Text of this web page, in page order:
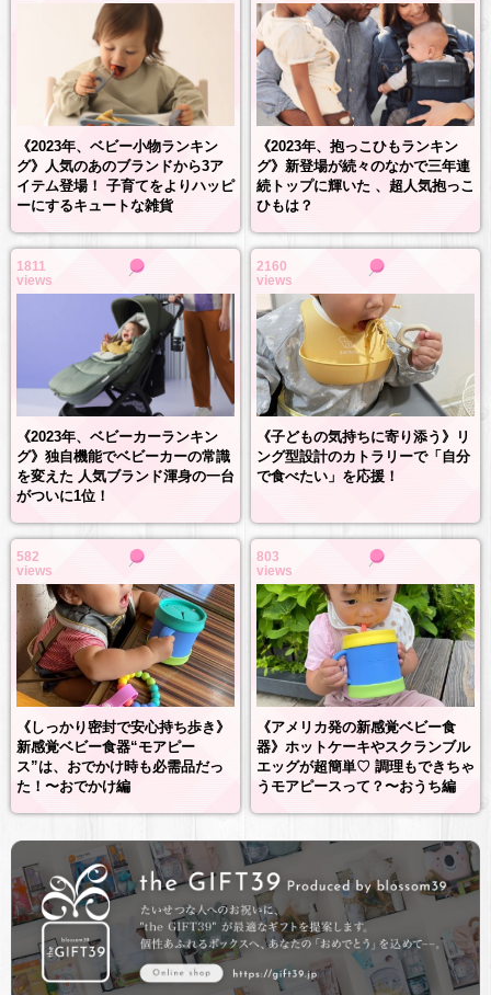
《2023年、ベビー小物ランキン
グ》人気のあのブランドから3ア
イテム登場！ 子育てをよりハッピ
ーにするキュートな雑貨
《2023年、抱っこひもランキン
グ》新登場が続々のなかで三年連
続トップに輝いた 、超人気抱っこ
ひもは？
1811
views
《2023年、ベビーカーランキン
グ》独自機能でベビーカーの常識
を変えた 人気ブランド渾身の一台
がついに1位！
2160
views
《子どもの気持ちに寄り添う》リ
ング型設計のカトラリーで「自分
で食べたい」を応援！
582
views
《しっかり密封で安心持ち歩き》
新感覚ベビー食器“モアピー
ス”は、おでかけ時も必需品だっ
た！〜おでかけ編
803
views
《アメリカ発の新感覚ベビー食
器》ホットケーキやスクランブル
エッグが超簡単♡ 調理もできちゃ
うモアピースって？〜おうち編